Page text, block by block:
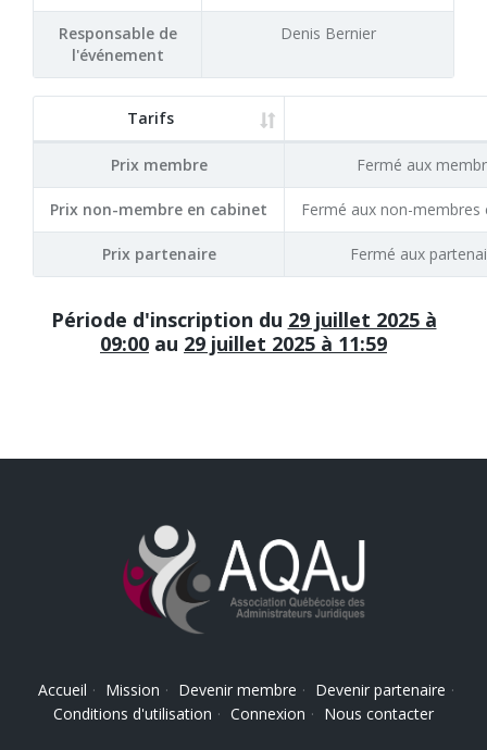
Responsable de
l'événement
Denis Bernier
Tarifs
Prix membre Fermé aux
Prix non-membre en cabinet Fermé aux non-membres
Prix partenaire Fermé aux
Période d'inscription du 29 juillet 2025 à
09:00 au 29 juillet 2025 à 11:59
Accueil · Mission · Devenir membre · Devenir partenaire ·
Conditions d'utilisation · Connexion · Nous contacter